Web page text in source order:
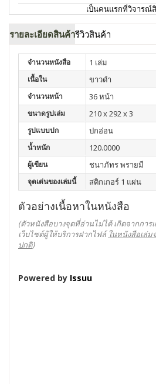
เป็นคนแรกที่วิจารณ์
รายละเอียดสินค้ารีวิวสินค้า
จำนวนหนังสือ 1 เล่ม
เนื้อใน ขาวดำ
จำนวนหน้า 36 หน้า
ขนาดรูปเล่ม 210 x 292 x 3
รูปแบบปก ปกอ่อน
น้ำหนัก 120.0000
ผู้เขียน ชนาภัทร พรายมี
จุดเด่นของเล่มนี้ สติกเกอร์ 1 แผ่น
ตัวอย่างเนื้อหาในหนังสือ
(ตัวหนังสือบางจุดที่อ่านไม่ได้ เกิดจากกา
เว็บไซต์ผู้ให้บริการฝากไฟล์ ในหนังสือเล่
ปกติ)
Powered by Issuu